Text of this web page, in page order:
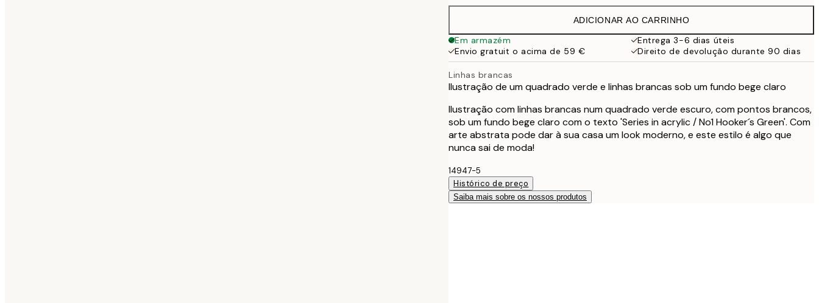
32,45 €
ADICIONAR AO CARRINHO
Em armazém
Entrega 3-6 dias úteis
Envio gratuit o acima de 59 €
Direito de devolução durante 90 dias
Linhas brancas
Ilustração de um quadrado verde e linhas brancas sob um fundo bege claro
Ilustração com linhas brancas num quadrado verde escuro, com pontos brancos,
sob um fundo bege claro com o texto 'Series in acrylic / No1 Hooker´s Green'. Com
arte abstrata pode dar à sua casa um look moderno, e este estilo é algo que
nunca sai de moda!
14947-5
Histórico de preço
Saiba mais sobre os nossos produtos